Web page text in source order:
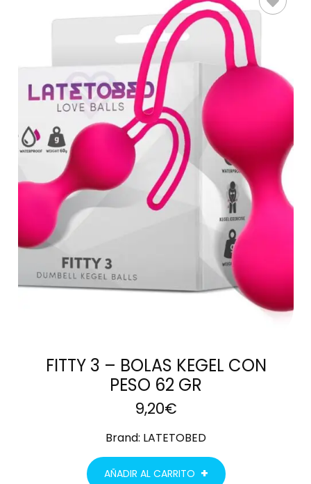
AÑADIR AL
CARRITO
FITTY 3 – BOLAS KEGEL CON
PESO 62 GR
9,20€
Brand: LATETOBED
AÑADIR AL CARRITO